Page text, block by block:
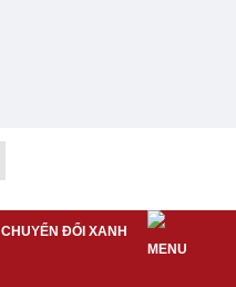
CHUYỂN ĐỔI XANH